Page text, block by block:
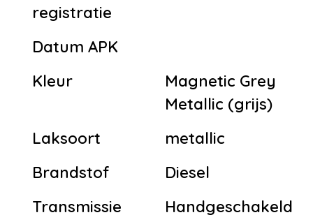
registratie
Datum APK
Kleur
Magnetic Grey
Metallic (grijs)
Laksoort
metallic
Brandstof
Diesel
Transmissie
Handgeschakeld